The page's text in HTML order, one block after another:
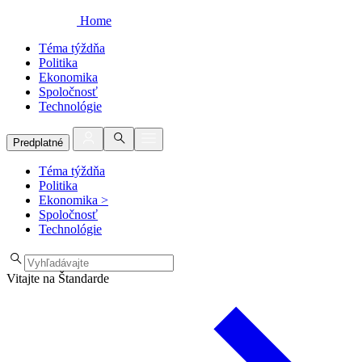
Home
Téma týždňa
Politika
Ekonomika
Spoločnosť
Technológie
Predplatné
Téma týždňa
Politika
Ekonomika >
Spoločnosť
Technológie
Vitajte na Štandarde